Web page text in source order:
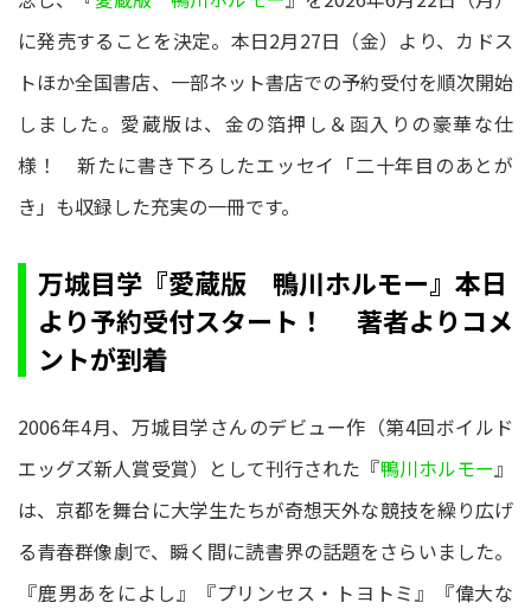
に発売することを決定。本日2月27日（金）より、カドス
トほか全国書店、一部ネット書店での予約受付を順次開始
しました。愛蔵版は、金の箔押し＆函入りの豪華な仕
様！ 新たに書き下ろしたエッセイ「二十年目のあとが
き」も収録した充実の一冊です。
万城目学『愛蔵版 鴨川ホルモー』本日
より予約受付スタート！ 著者よりコメ
ントが到着
2006年4月、万城目学さんのデビュー作（第4回ボイルド
エッグズ新人賞受賞）として刊行された『鴨川ホルモー』
は、京都を舞台に大学生たちが奇想天外な競技を繰り広げ
る青春群像劇で、瞬く間に読書界の話題をさらいました。
『鹿男あをによし』『プリンセス・トヨトミ』『偉大な